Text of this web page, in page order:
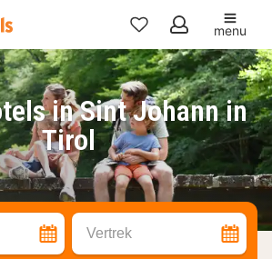
Mijn
favorieten
menu
in Sint Johann in
Tirol
Vertrek